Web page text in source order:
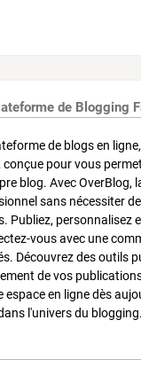
de Blogging
de blogs en
pour vous
blog. Avec OverBlog,
sans nécessiter
Publiez, personnalisez
vous avec une
Découvrez des outils
de vos
espace en ligne dès
l'univers du blogging.